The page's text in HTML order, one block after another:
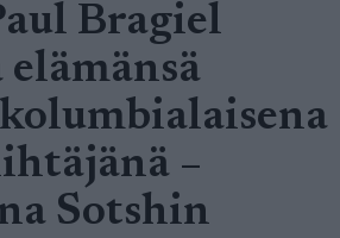
Bragiel
–
Sotshin